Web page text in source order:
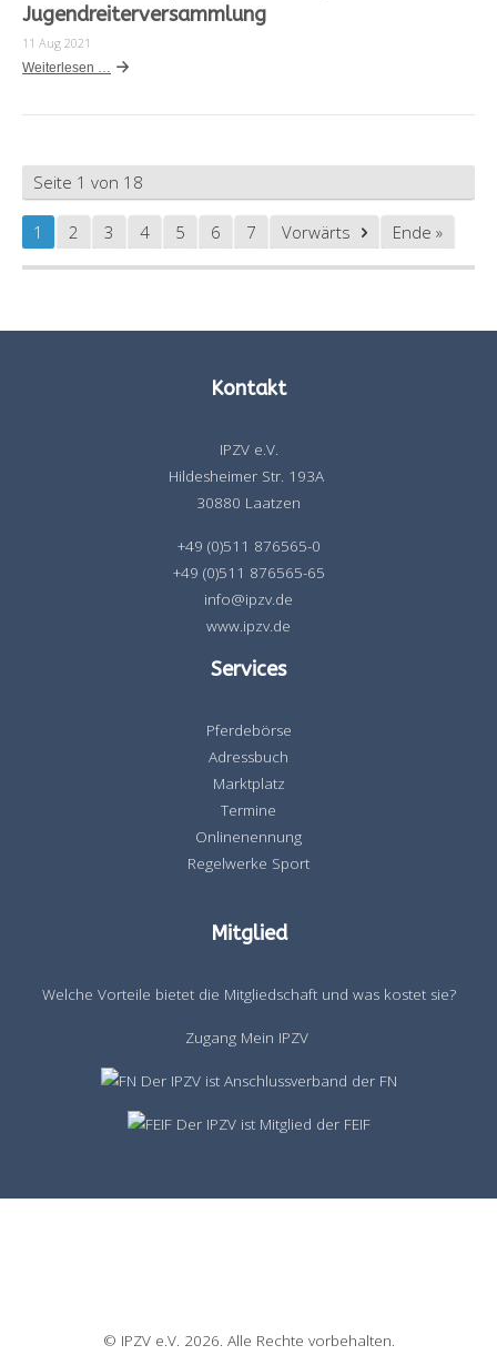
Jugendreiterversammlung
11 Aug 2021
Weiterlesen …
Seite 1 von 18
1 2 3 4 5 6 7 Vorwärts Ende »
Kontakt
IPZV e.V.
Hildesheimer Str. 193A
30880 Laatzen
+49 (0)511 876565-0
+49 (0)511 876565-65
info@ipzv.de
www.ipzv.de
Services
Pferdebörse
Adressbuch
Marktplatz
Termine
Onlinenennung
Regelwerke Sport
Mitglied
Welche Vorteile bietet die Mitgliedschaft und was kostet sie?
Zugang Mein IPZV
Der IPZV ist Anschlussverband der FN
Der IPZV ist Mitglied der FEIF
© IPZV e.V. 2026. Alle Rechte vorbehalten.